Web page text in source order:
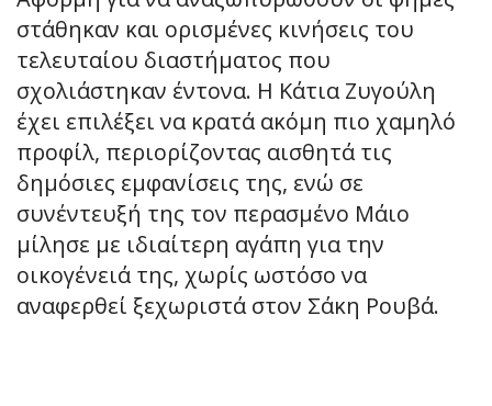
στάθηκαν και ορισμένες κινήσεις του
τελευταίου διαστήματος που
σχολιάστηκαν έντονα. Η Κάτια Ζυγούλη
έχει επιλέξει να κρατά ακόμη πιο χαμηλό
προφίλ, περιορίζοντας αισθητά τις
δημόσιες εμφανίσεις της, ενώ σε
συνέντευξή της τον περασμένο Μάιο
μίλησε με ιδιαίτερη αγάπη για την
οικογένειά της, χωρίς ωστόσο να
αναφερθεί ξεχωριστά στον Σάκη Ρουβά.